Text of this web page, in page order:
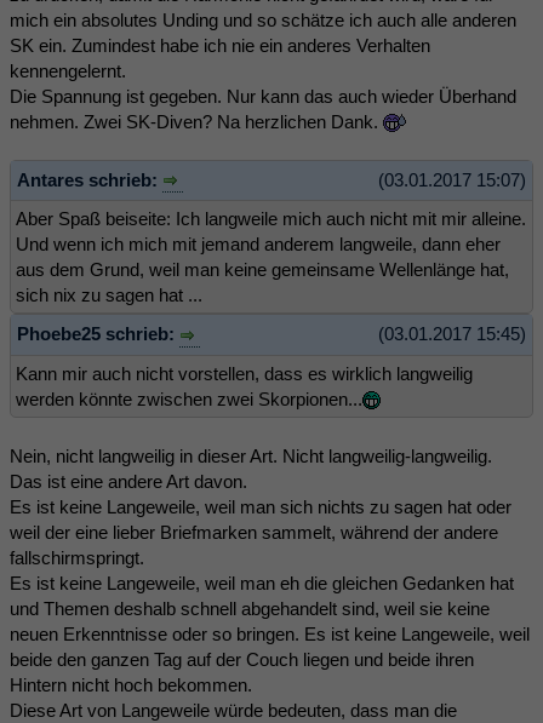
mich ein absolutes Unding und so schätze ich auch alle anderen
SK ein. Zumindest habe ich nie ein anderes Verhalten
kennengelernt.
Die Spannung ist gegeben. Nur kann das auch wieder Überhand
nehmen. Zwei SK-Diven? Na herzlichen Dank.
(03.01.2017 15:07)
Antares schrieb:
Aber Spaß beiseite: Ich langweile mich auch nicht mit mir alleine.
Und wenn ich mich mit jemand anderem langweile, dann eher
aus dem Grund, weil man keine gemeinsame Wellenlänge hat,
sich nix zu sagen hat ...
(03.01.2017 15:45)
Phoebe25 schrieb:
Kann mir auch nicht vorstellen, dass es wirklich langweilig
werden könnte zwischen zwei Skorpionen...
Nein, nicht langweilig in dieser Art. Nicht langweilig-langweilig.
Das ist eine andere Art davon.
Es ist keine Langeweile, weil man sich nichts zu sagen hat oder
weil der eine lieber Briefmarken sammelt, während der andere
fallschirmspringt.
Es ist keine Langeweile, weil man eh die gleichen Gedanken hat
und Themen deshalb schnell abgehandelt sind, weil sie keine
neuen Erkenntnisse oder so bringen. Es ist keine Langeweile, weil
beide den ganzen Tag auf der Couch liegen und beide ihren
Hintern nicht hoch bekommen.
Diese Art von Langeweile würde bedeuten, dass man die